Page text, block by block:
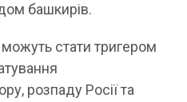
башкирів.
можуть стати тригером
розпаду Росії та